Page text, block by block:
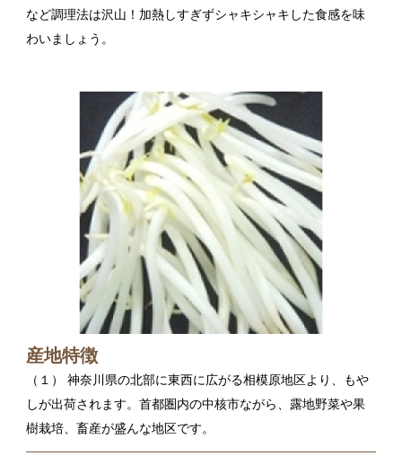
産地特徴
（１） 神奈川県の北部に東西に広がる相模原地区より、もや
しが出荷されます。首都圏内の中核市ながら、露地野菜や果
樹栽培、畜産が盛んな地区です。
（２） 宮地さんは５０年以上続くもやしメーカーの３代目。
コンピューター管理による独自の栽培技術でもやしを生産し
ます。工場内の衛生管理にも、しっかり気をつけています。